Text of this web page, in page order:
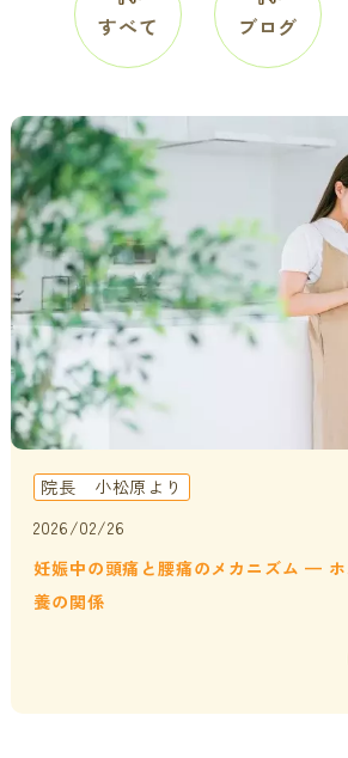
慢性的な頭痛・首こり
腰痛・ぎっくり腰
貧血・低血糖・疲れやすさ
オフィスワークの体の悩み
家事・育児でたまる体の疲れ
年齢とともに変わる体調サポート
血液検査でわかるあなたの健康サイン
患者様の声
分子栄養学/オーソモレ
分子整合栄養医学／オーソモレキュラー
分子整合栄養医学／オーソモレキュラーの
の流れ
体調不良で異常無しといわれてしまうのは？
はじめての栄養相談はこちら
分子整合栄養医学を勉強したい方に
提携医療機関
ニュース＆ブログ
採用情報
すべて ブログ
院長 小松原より
2026/02/26
妊娠中の頭痛と腰痛のメカニズム —
養の関係